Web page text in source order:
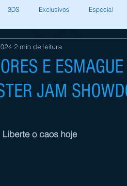
3DS Exclusivos Especial
Square Enix
Nordic Bandai Namco Indies
E
JAM
2 min de leitura
Liberte o caos hoje